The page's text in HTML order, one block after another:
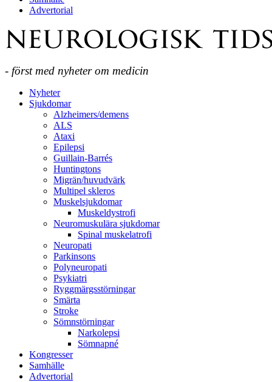
Advertorial
- först med nyheter om medicin
Nyheter
Sjukdomar
Alzheimers/demens
ALS
Ataxi
Epilepsi
Guillain-Barrés
Huntingtons
Migrän/huvudvärk
Multipel skleros
Muskelsjukdomar
Muskeldystrofi
Neuromuskulära sjukdomar
Spinal muskelatrofi
Neuropati
Parkinsons
Polyneuropati
Psykiatri
Ryggmärgsstörningar
Smärta
Stroke
Sömnstörningar
Narkolepsi
Sömnapné
Kongresser
Samhälle
Advertorial